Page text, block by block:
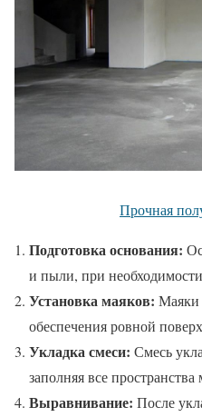
Прочная
Подготовка основания:
и пыли, при
Установка маяков: Маяки
обеспечения ровной
Укладка смеси: Смесь
заполняя все
Выравнивание: После